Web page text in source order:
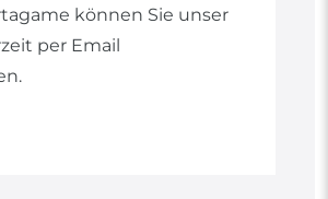
können Sie unser
per Email